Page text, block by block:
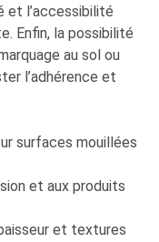
et l’accessibilité
Enfin, la possibilité
au sol ou
l’adhérence et
surfaces mouillées
et aux produits
et textures